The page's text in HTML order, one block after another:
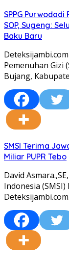
SPPG Purwodadi
SOP, Sugeng:
Baku Baru
Pemenuhan Gizi
Bujang,
SMSI Terima
Miliar PUPR Tebo
David
Indonesia